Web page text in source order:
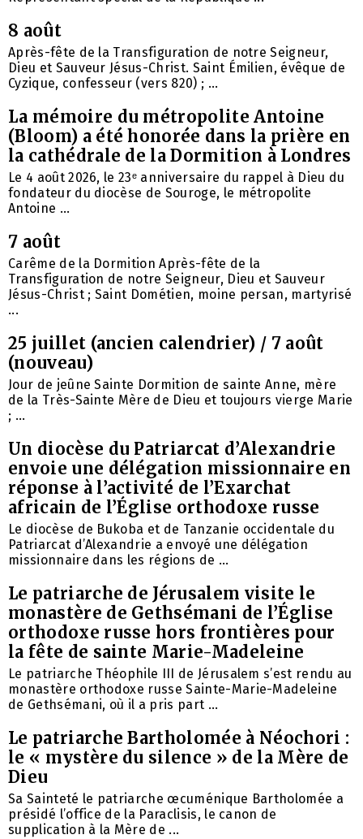
8 août
Après-fête de la Transfiguration de notre Seigneur,
Dieu et Sauveur Jésus-Christ. Saint Émilien, évêque de
Cyzique, confesseur (vers 820) ; ...
La mémoire du métropolite Antoine
(Bloom) a été honorée dans la prière en
la cathédrale de la Dormition à Londres
Le 4 août 2026, le 23ᵉ anniversaire du rappel à Dieu du
fondateur du diocèse de Souroge, le métropolite
Antoine ...
7 août
Carême de la Dormition Après-fête de la
Transfiguration de notre Seigneur, Dieu et Sauveur
Jésus-Christ ; Saint Dométien, moine persan, martyrisé
...
25 juillet (ancien calendrier) / 7 août
(nouveau)
Jour de jeûne Sainte Dormition de sainte Anne, mère
de la Très-Sainte Mère de Dieu et toujours vierge Marie
; ...
Un diocèse du Patriarcat d’Alexandrie
envoie une délégation missionnaire en
réponse à l’activité de l’Exarchat
africain de l’Église orthodoxe russe
Le diocèse de Bukoba et de Tanzanie occidentale du
Patriarcat d’Alexandrie a envoyé une délégation
missionnaire dans les régions de ...
Le patriarche de Jérusalem visite le
monastère de Gethsémani de l’Église
orthodoxe russe hors frontières pour
la fête de sainte Marie-Madeleine
Le patriarche Théophile III de Jérusalem s’est rendu au
monastère orthodoxe russe Sainte-Marie-Madeleine
de Gethsémani, où il a pris part ...
Le patriarche Bartholomée à Néochori :
le « mystère du silence » de la Mère de
Dieu
Sa Sainteté le patriarche œcuménique Bartholomée a
présidé l’office de la Paraclisis, le canon de
supplication à la Mère de ...